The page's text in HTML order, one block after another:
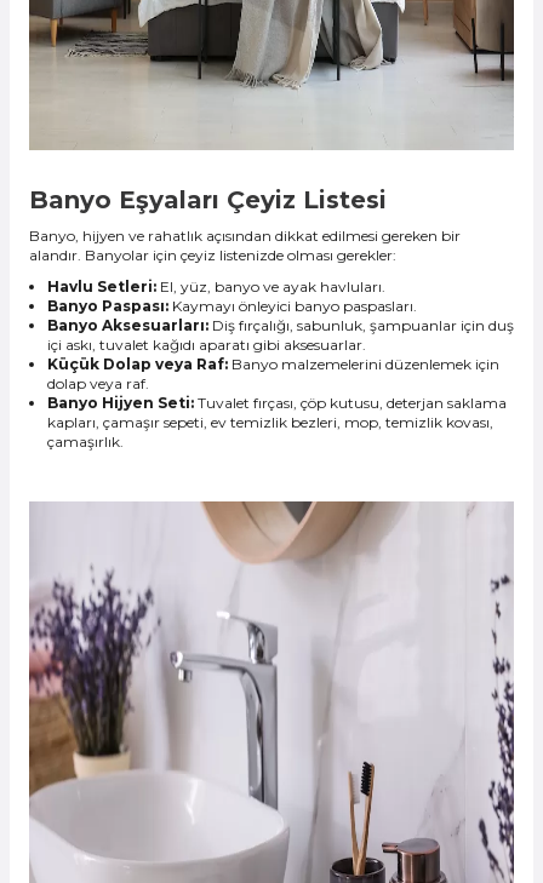
Banyo Eşyaları Çeyiz Listesi
Banyo, hijyen ve rahatlık açısından dikkat edilmesi gereken bir
alandır. Banyolar için çeyiz listenizde olması gerekler:
Havlu Setleri: El, yüz, banyo ve ayak havluları.
Banyo Paspası: Kaymayı önleyici banyo paspasları.
Banyo Aksesuarları: Diş fırçalığı, sabunluk, şampuanlar için duş
içi askı, tuvalet kağıdı aparatı gibi aksesuarlar.
Küçük Dolap veya Raf: Banyo malzemelerini düzenlemek için
dolap veya raf.
Banyo Hijyen Seti: Tuvalet fırçası, çöp kutusu, deterjan saklama
kapları, çamaşır sepeti, ev temizlik bezleri, mop, temizlik kovası,
çamaşırlık.